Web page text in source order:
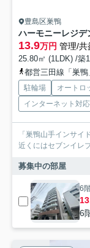
豊島区巣鴨
ハーモニーレジデ
13.9万円 管理/共
25.80㎡ (1LDK) /築
都営三田線「巣
駐輪場 オートロ
インターネット対応
「巣鴨山手インサイ
近くにはセブンイレ
募集中の部屋
6
6